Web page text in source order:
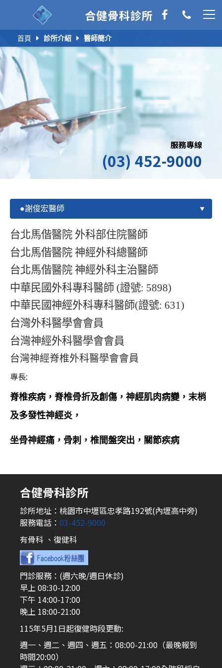
合健骨科診所
服務專線
(03) 452-9000
首頁 診所介紹 醫師簡介
台北馬偕醫院 外科部住院醫師
台北馬偕醫院 神經外科總醫師
台北馬偕醫院 神經外科主治醫師
中華民國外科專科醫師 (證號: 5898)
中華民國神經外科專科醫師(證號: 631)
台灣外科醫學會會員
台灣神經外科醫學會會員
台灣神經脊椎外科醫學會會員
專長:
脊椎疾病，脊椎骨折及創傷，神經肌肉病變，末梢
及多發性神經炎，
坐骨神經痛，骨刺，椎間盤突出，關節疾病
合健骨科診所
診所地址：桃園市中壢區忠孝路192號(內壢高中旁)
服務電話： 03-452-9000
有骨科 、復健科
門診服務：(週六晚/週日休診)
早上 08:30-12:00
下午 14:00-17:00
晚上 18:00-21:00
115年5月1日起復健時段更動:
週一、週二、週四、週五：08:00-21:00（最晚報到
時間20:00）